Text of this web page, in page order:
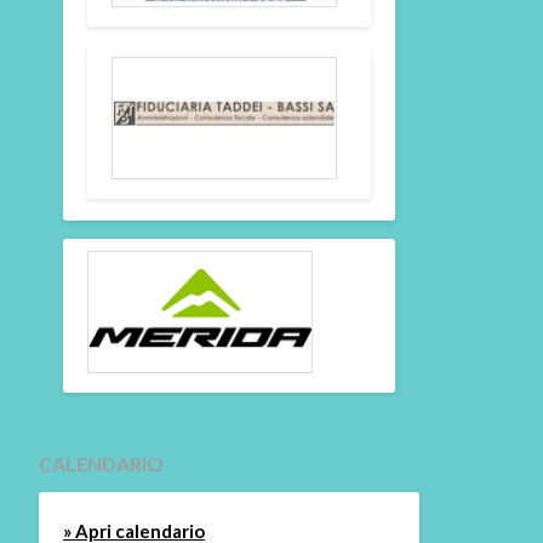
CALENDARIO
» Apri calendario